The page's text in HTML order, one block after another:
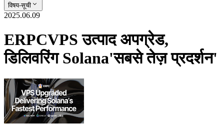
विषय-सूची
2025.06.09
ERPCVPS उत्पाद अपग्रेड,
डिलिवरिंग Solana'सबसे तेज़ प्रदर्शन'